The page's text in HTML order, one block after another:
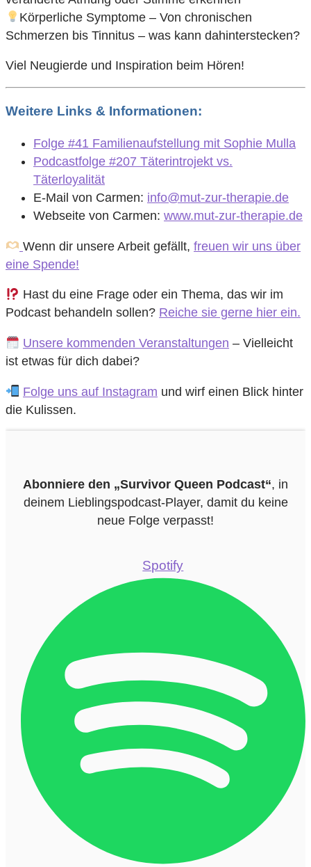
Körperliche Symptome – Von chronischen
Schmerzen bis Tinnitus – was kann dahinterstecken?
Viel Neugierde und Inspiration beim Hören!
Weitere Links & Informationen:
Folge #41 Familienaufstellung mit Sophie Mulla
Podcastfolge #207 Täterintrojekt vs.
Täterloyalität
E-Mail von Carmen: info@mut-zur-therapie.de
Webseite von Carmen: www.mut-zur-therapie.de
Wenn dir unsere Arbeit gefällt,freuen wir uns über
eine Spende!
Hast du eine Frage oder ein Thema, das wir im
Podcast behandeln sollen? Reiche sie gerne hier ein.
Unsere kommenden Veranstaltungen – Vielleicht
ist etwas für dich dabei?
Folge uns auf Instagram und wirf einen Blick hinter
die Kulissen.
Abonniere den „Survivor Queen Podcast“, in
deinem Lieblings­podcast-Player, damit du keine
neue Folge verpasst!
Spotify